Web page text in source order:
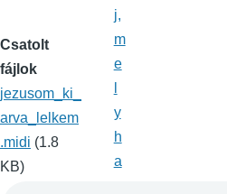
Csatolt
fájlok
jezusom_ki_
arva_lelkem
.midi (1.8
KB)
j,
m
e
y
h
a